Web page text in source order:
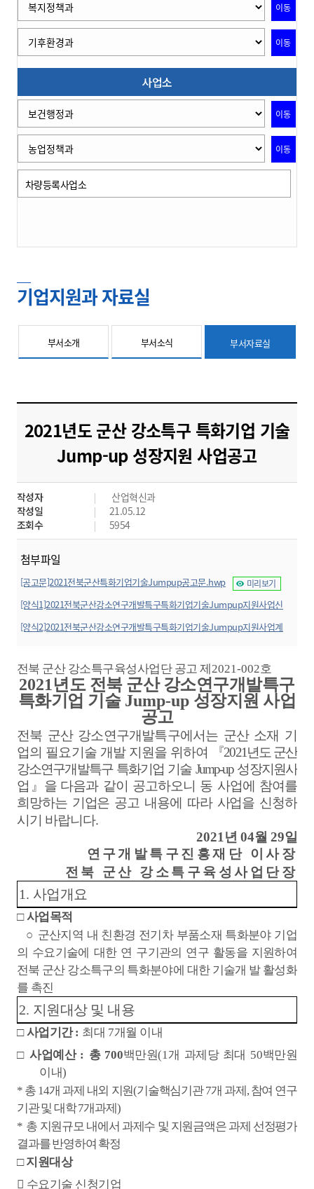
이동
이동
사업소
이동
이동
차량등록사업소
기업지원과 자료실
부서소개 부서소식 부서자료실
2021년도 군산 강소특구 특화기업 기술
Jump-up 성장지원 사업공고
작성자
산업혁신과
작성일
21.05.12
조회수
5954
첨부파일
[공고문]2021전북군산특화기업기술Jumpup공고문.hwp 미리보기
[양식1]2021전북군산강소연구개발특구특화기업기술Jumpup지원사업신
청서(기업용).hwp
미리보기
[양식2]2021전북군산강소연구개발특구특화기업기술Jumpup지원사업계
전북 군산 강소특구육성사업단 공고 제2021-002호
2021년도 전북 군산 강소연구개발특구
특화기업 기술 Jump-up 성장지원 사업
공고
전북 군산 강소연구개발특구에서는 군산 소재 기
업의 필요기술 개발 지원을 위하여 『2021년도 군산
강소연구개발특구 특화기업 기술 Jump-up 성장지원사
업 』 을 다음과 같이 공고하오니 동 사업에 참여를
희망하는 기업은 공고 내용에 따라 사업을 신청하
시기 바랍니다.
2021 년 04월 29일
연구개발특구진흥재단 이사장
전북 군산 강소특구육성사업단장
1. 사업개요
□사업목적
○ 군산지역 내 친환경 전기차 부품소재 특화분야 기업
의 수요기술에 대한 연 구기관의 연구 활동을 지원하여
전북 군산 강소특구의 특화분야에 대한 기술개 발 활성화
를 촉진
2. 지원대상 및 내용
□사업기간: 최대 7개월 이내
□사업예산 : 총 700백만원(1 개 과제당 최대 50백만원
이내)
* 총 14개 과제 내외 지원(기술핵심기관7개 과제, 참여 연구
기관 및 대학7개과제)
* 총 지원규모 내에서 과제수 및 지원금액은 과제 선정평가
결과를 반영하여 확정
□ 지원대상
󰊱 수요기술 신청기업